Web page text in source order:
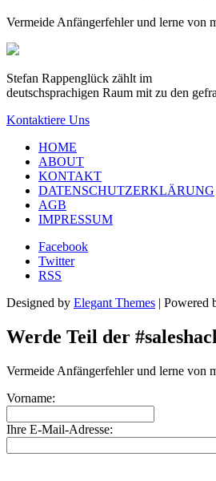
Vermeide Anfängerfehler und lerne von
Stefan Rappenglück zählt im
deutschsprachigen Raum mit zu den
Kontaktiere Uns
HOME
ABOUT
KONTAKT
DATENSCHUTZERKLÄRUNG
AGB
IMPRESSUM
Facebook
Twitter
RSS
Designed by Elegant Themes | Powered
Werde Teil der
Vermeide Anfängerfehler und lerne von
Vorname:
Ihre E-Mail-Adresse: